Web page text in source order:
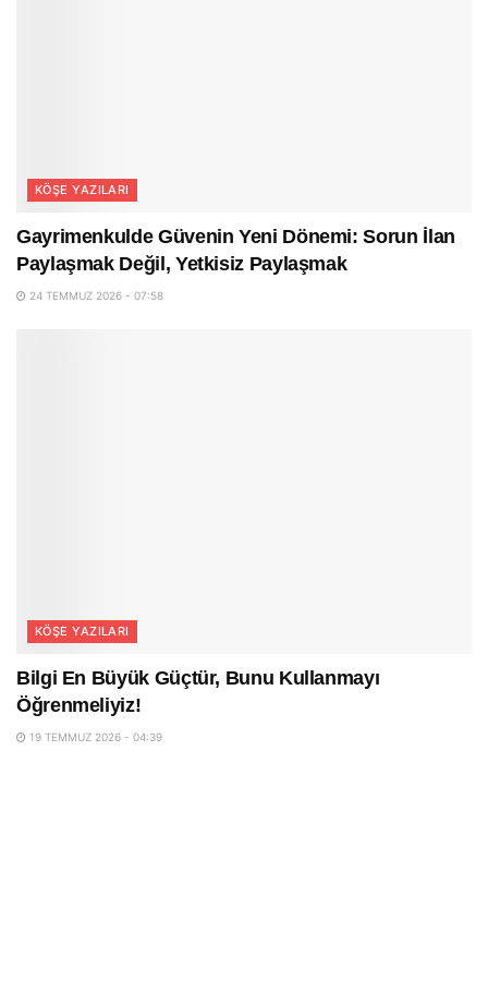
KÖŞE YAZILARI
Gayrimenkulde Güvenin Yeni Dönemi: Sorun İlan
Paylaşmak Değil, Yetkisiz Paylaşmak
24 TEMMUZ 2026 - 07:58
KÖŞE YAZILARI
Bilgi En Büyük Güçtür, Bunu Kullanmayı
Öğrenmeliyiz!
19 TEMMUZ 2026 - 04:39